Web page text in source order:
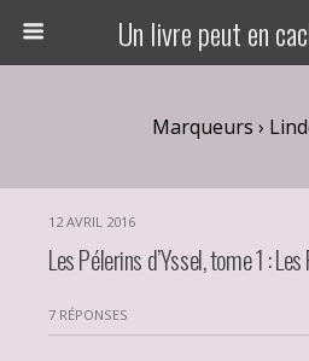
Un livre peut en
Marqueurs ›
12 AVRIL 2016
Les Pélerins d’Yssel, tome 1 :
7 RÉPONSES